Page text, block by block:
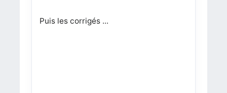
Puis les corrigés ...